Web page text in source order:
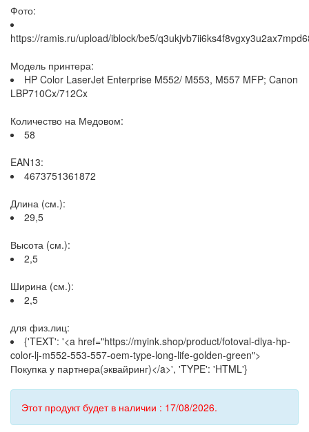
Фото:
https://ramis.ru/upload/iblock/be5/
Модель принтера:
HP Color LaserJet Enterprise M552/ M553, M557 MFP; Canon
LBP710Cx/712Cx
Количество на Медовом:
58
EAN13:
4673751361872
Длина (см.):
29,5
Высота (см.):
2,5
Ширина (см.):
2,5
для физ.лиц:
{'TEXT': '<a href="https://myink.shop/product/fotoval-dlya-hp-
color-lj-m552-553-557-oem-type-long-life-golden-green">
Покупка у партнера(эквайринг)</a>', 'TYPE': 'HTML'}
Этот продукт будет в наличии : 17/08/2026.